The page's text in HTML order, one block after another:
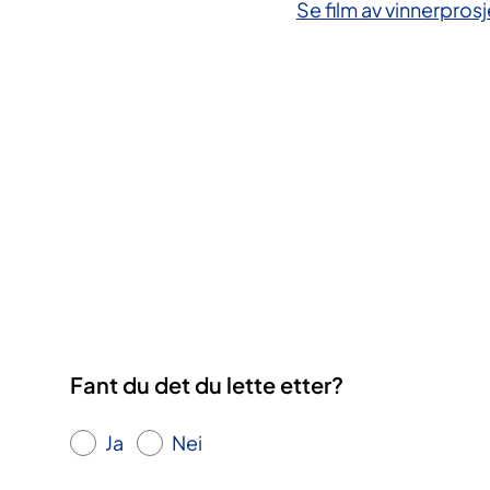
Se film av
Fant du det du lette etter?
Ja Nei